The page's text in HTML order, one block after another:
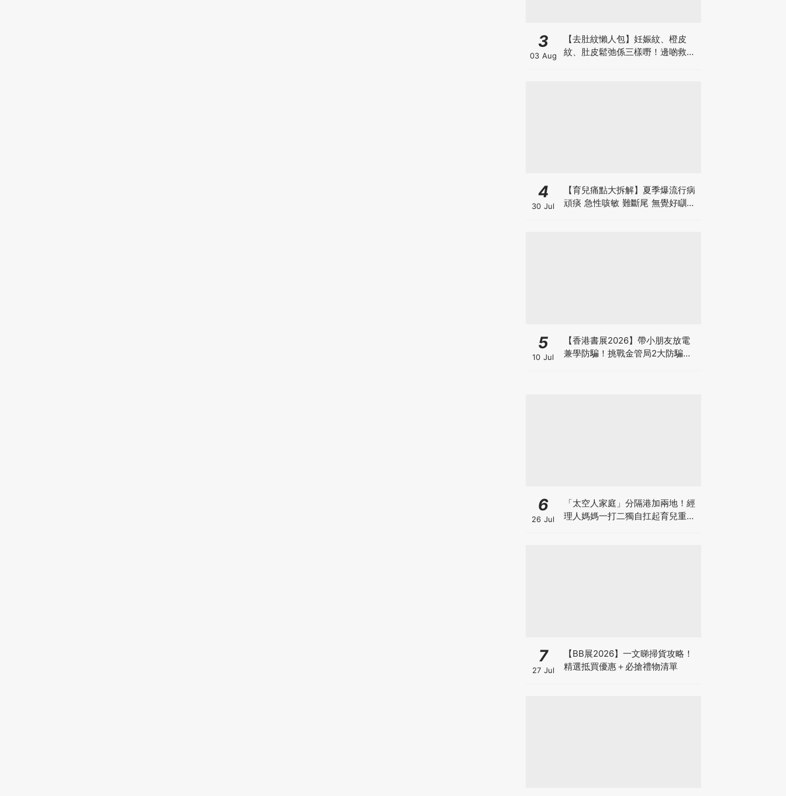
3
03 Aug
【去肚紋懶人包】妊娠紋、橙皮
紋、肚皮鬆弛係三樣嘢！邊啲救得
4
30 Jul
【育兒痛點大拆解】夏季爆流行病
頑痰 急性咳敏 難斷尾 無覺好瞓？
5
10 Jul
【香港書展2026】帶小朋友放電
兼學防騙！挑戰金管局2大防騙遊
6
26 Jul
「太空人家庭」分隔港加兩地！經
理人媽媽一打二獨自扛起育兒重
7
27 Jul
【BB展2026】一文睇掃貨攻略！
精選抵買優惠＋必搶禮物清單